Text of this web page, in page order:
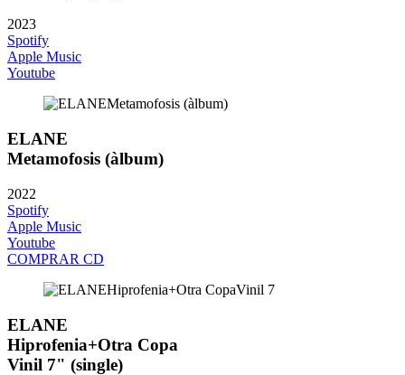
2023
Spotify
Apple Music
Youtube
ELANE
Metamofosis (àlbum)
2022
Spotify
Apple Music
Youtube
COMPRAR CD
ELANE
Hiprofenia+Otra Copa
Vinil 7" (single)